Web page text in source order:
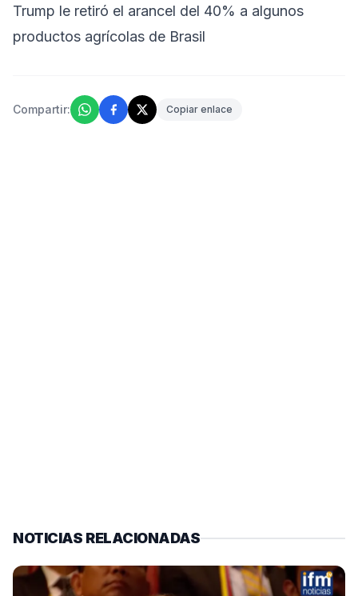
Trump le retiró el arancel del 40% a algunos
productos agrícolas de Brasil
Compartir: Copiar enlace
NOTICIAS RELACIONADAS